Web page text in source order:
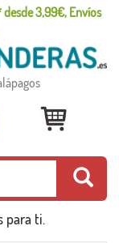
3,99€, Envíos
para ti.